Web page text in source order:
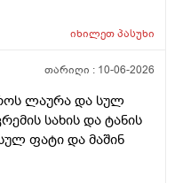
იხილეთპასუხი
თარიღი : 10-06-2026
ლაურა და სულ
სახის და ტანის
ფატი და მაშინ